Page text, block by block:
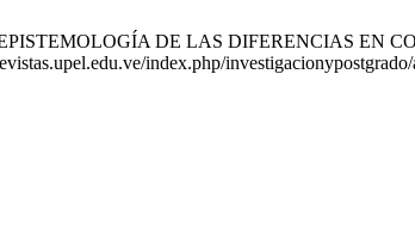
DE LAS DIFERENCIAS EN
index.php/